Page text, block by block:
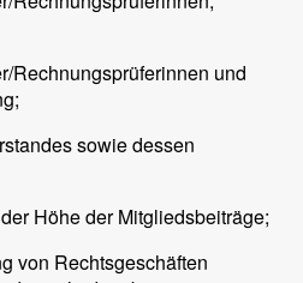
Rechnungsprüferinnen und
sowie dessen
Höhe der Mitgliedsbeiträge;
von Rechtsgeschäften